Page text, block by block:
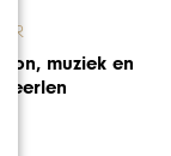
muziek en